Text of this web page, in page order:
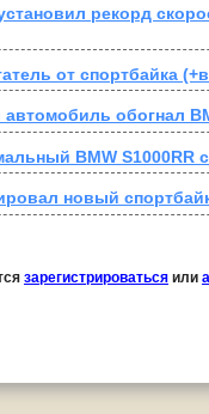
рекорд
от спортбайка
обогнал
BMW S1000RR
новый
зарегистрироваться или